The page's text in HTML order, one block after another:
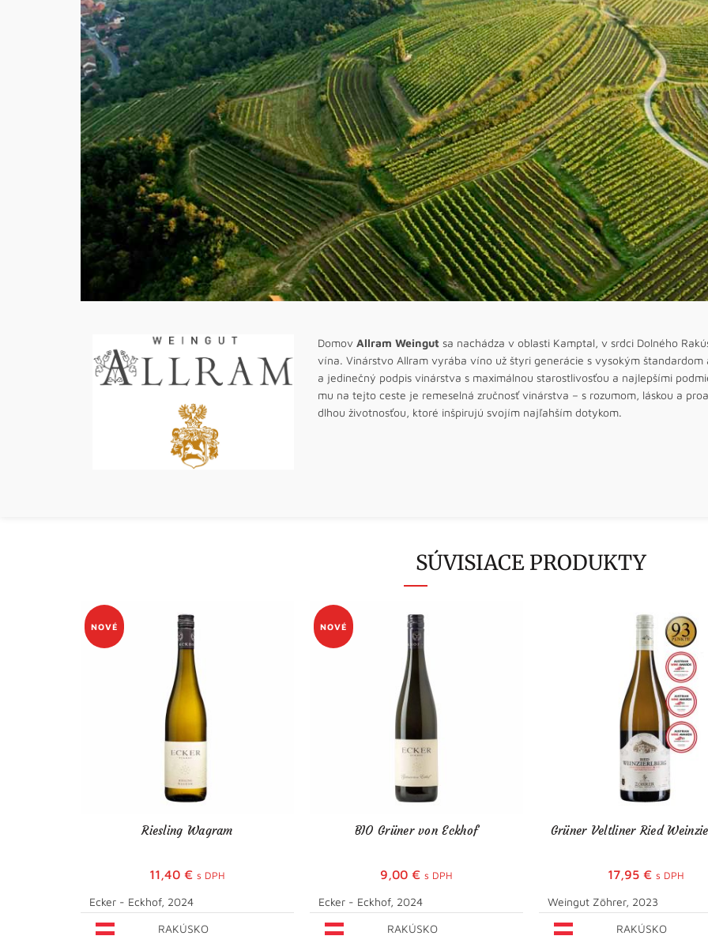
Domov Allram Weingut sa nachádza v oblasti Kamptal, v srdci Dolného
vína. Vinárstvo Allram vyrába víno už štyri generácie s vysokým
a jedinečný podpis vinárstva s maximálnou starostlivosťou a najlepšími
mu na tejto ceste je remeselná zručnosť vinárstva – s rozumom, láskou a
dlhou životnosťou, ktoré inšpirujú svojím najľahším dotykom.
SÚVISIACE PRODUKTY
NOVÉ
Riesling Wagram
11,40 € s DPH
Ecker - Eckhof, 2024
RAKÚSKO
NOVÉ
BIO Grüner von Eckhof
9,00 € s DPH
Ecker - Eckhof, 2024
RAKÚSKO
Grüner Veltliner Ried
17,95 € s DPH
Weingut Zöhrer, 2023
RAKÚSKO